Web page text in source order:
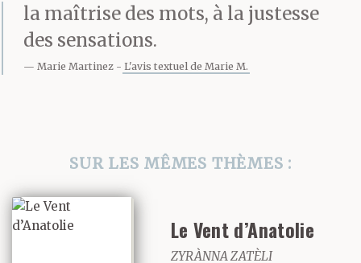
pendant toutes les
années à venir aurait
le voulais, te disant à
toi-même : c’était moi.
Au lieu de quoi, tu as
la maîtrise des mots, à la justesse
des sensations.
Marie Martinez L'avis textuel de Marie M.
SUR LES MÊMES THÈMES :
Le Vent d’Anatolie
ZYRÀNNA ZATÈLI